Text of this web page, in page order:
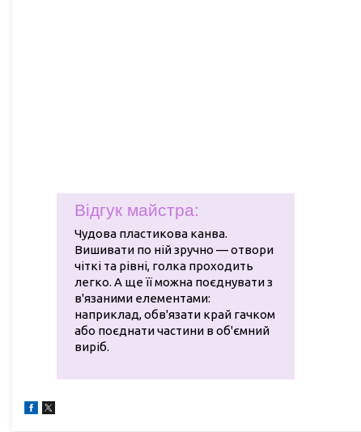
Відгук майстра:
Чудова пластикова канва.
Вишивати по ній зручно — отвори
чіткі та рівні, голка проходить
легко. А ще її можна поєднувати з
в'язаними елементами:
наприклад, обв'язати край гачком
або поєднати частини в об'ємний
виріб.